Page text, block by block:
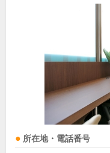
所在地・電話番号